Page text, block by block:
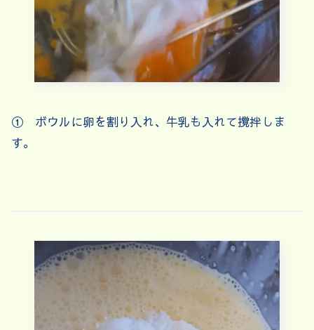
① ボウルに卵を割り入れ、牛乳も入れて撹拌しま
す。